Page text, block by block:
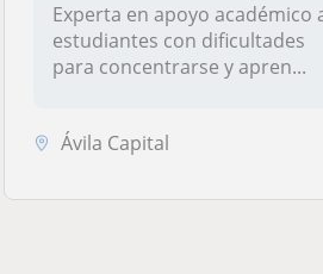
Experta en apoyo académico a
estudiantes con dificultades
para concentrarse y apren...
Ávila Capital